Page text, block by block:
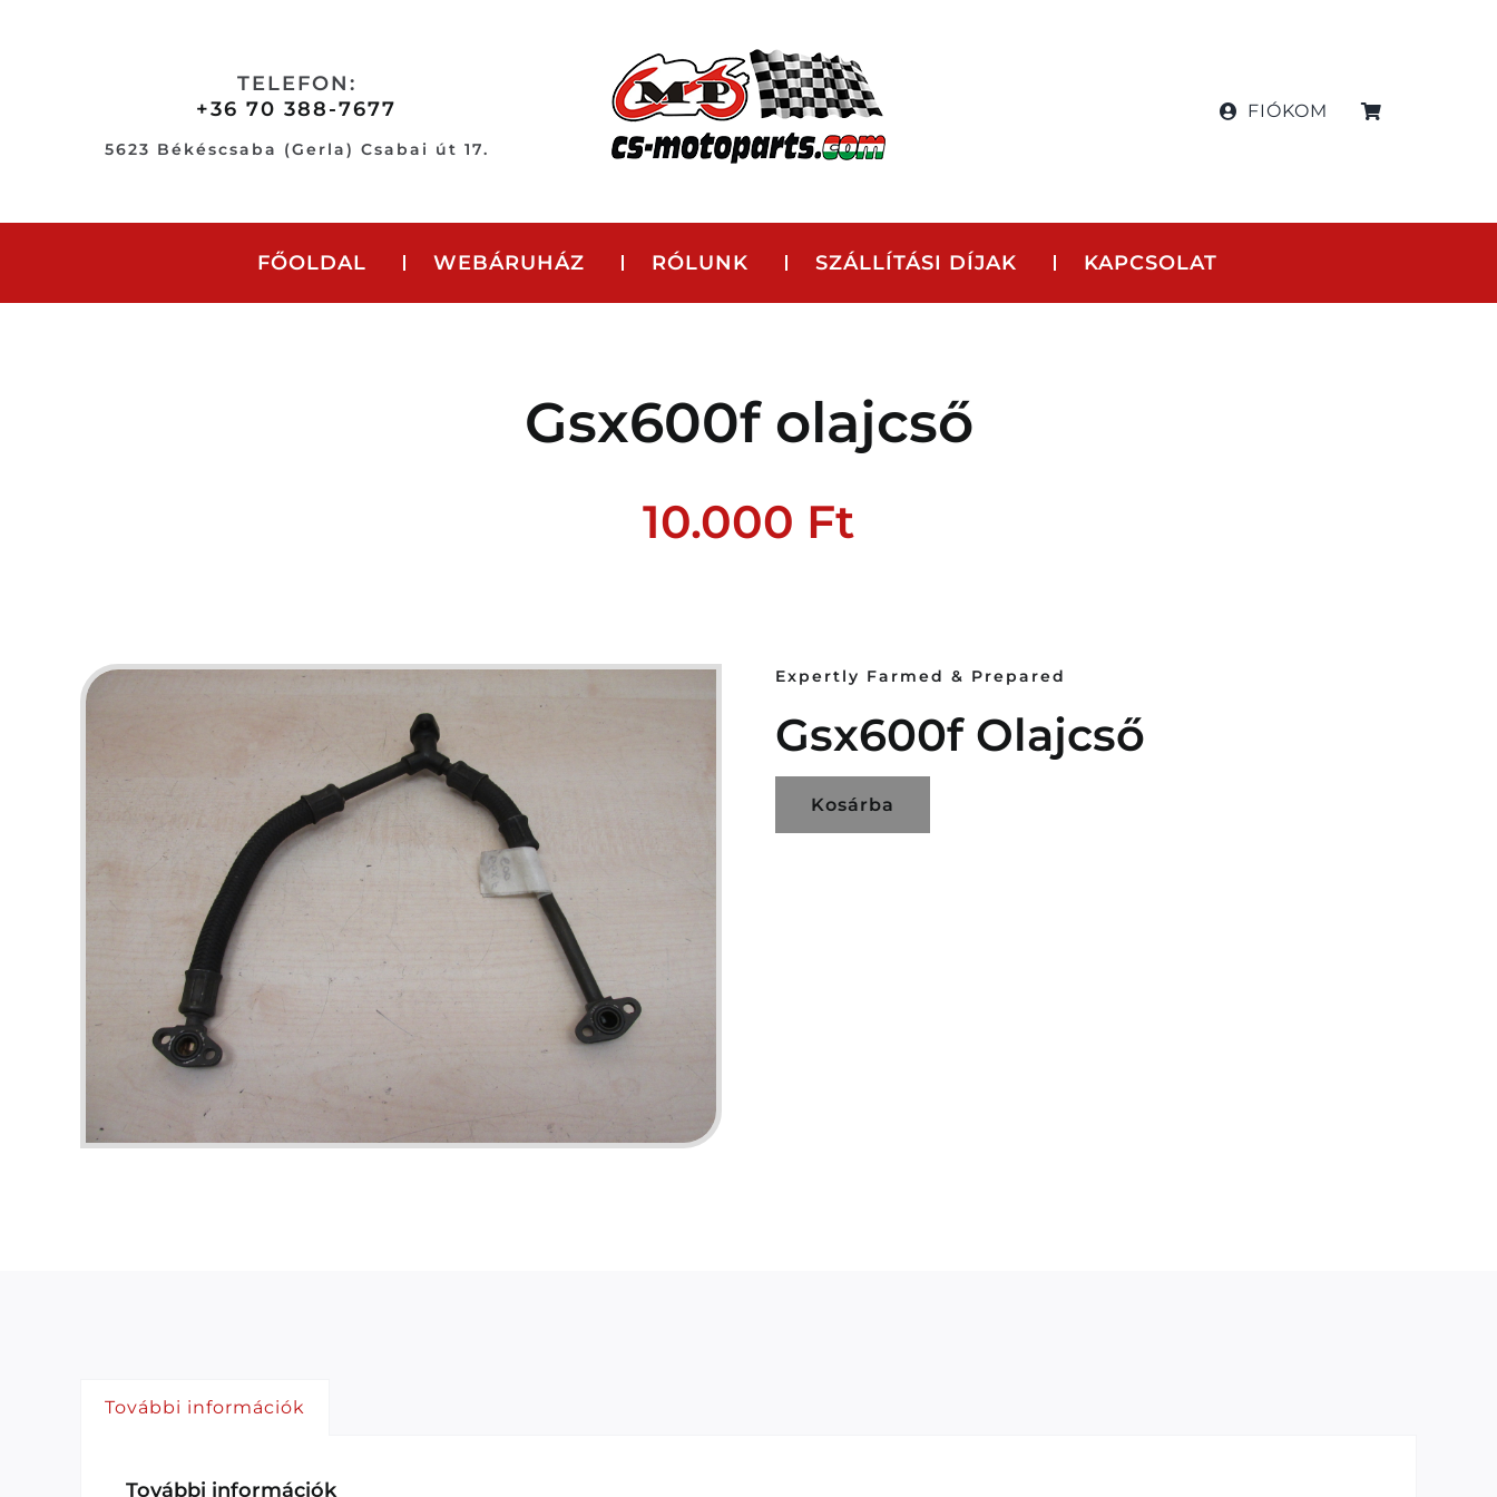
TELEFON:
+36 70 388-7677
5623 Békéscsaba (Gerla) Csabai út 17.
FIÓKOM
FŐOLDAL WEBÁRUHÁZ RÓLUNK SZÁLLÍTÁSI DÍJAK KAPCSOLAT
Gsx600f olajcső
10.000 Ft
Expertly Farmed & Prepared
Gsx600f Olajcső
Kosárba
További információk
További információk